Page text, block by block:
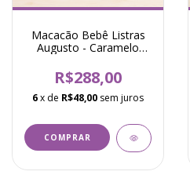
Macacão Bebê Listras
Augusto - Caramelo
R$288,00
6x de R$48,00 sem juros
COMPRAR